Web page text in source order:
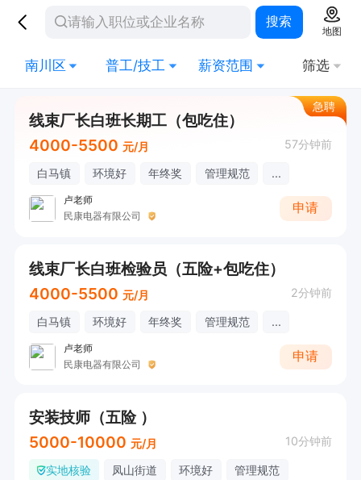
搜索
地图
南川区 普工/技工 薪资范围 筛选
急聘
线束厂长白班长期工（包吃住）
4000-5500 元/月 57分钟前
白马镇 环境好 年终奖 管理规范 ...
卢老师
民康电器有限公司
申请
线束厂长白班检验员（五险+包吃住）
4000-5500 元/月 2分钟前
白马镇 环境好 年终奖 管理规范 ...
卢老师
民康电器有限公司
申请
安装技师（五险 ）
5000-10000 元/月 10分钟前
实地核验 凤山街道 环境好
管理规范